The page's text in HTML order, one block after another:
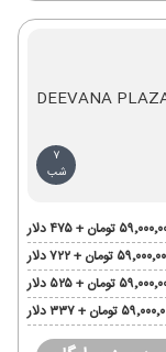
DEEVANA
7
شب
تومان + ۴۷۵ دلار
تومان + ۷۲۲ دلار
تومان + ۵۲۵ دلار
تومان + ۳۳۷ دلار